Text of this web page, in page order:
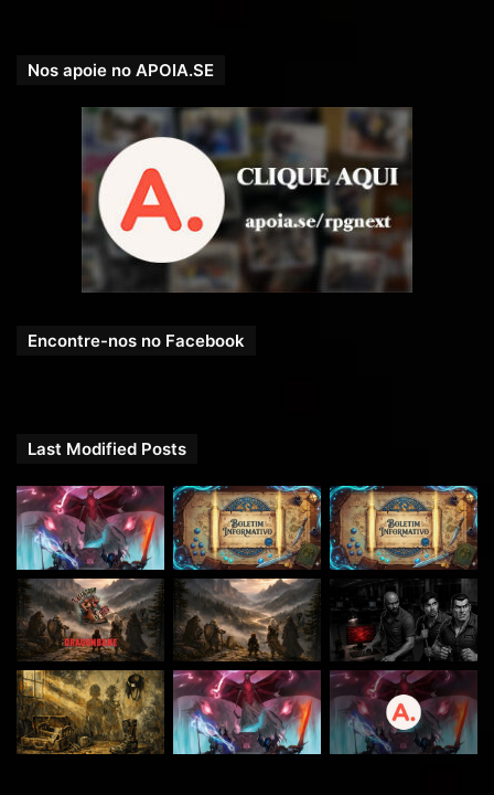
COMPRE AQUI → Dungeons & Dragons Rpg: Monster
Manual Hard Cover (2024)
New Rogue | 2024 Player’s Handbook | D&D
Nos apoie no APOIA.SE
Encontre-nos no Facebook
Last Modified Posts